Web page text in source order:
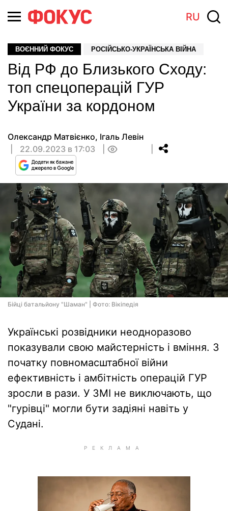
RU
ВОЄННИЙ ФОКУС РОСІЙСЬКО-УКРАЇНСЬКА ВІЙНА
Від РФ до Близького Сходу:
топ спецоперацій ГУР
України за кордоном
Олександр Матвієнко, Ігаль Левін
22.09.2023 в 17:03
Бійці батальйону "Шаман" | Фото: Вiкiпедiя
Українські розвідники неодноразово
показували свою майстерність і вміння. З
початку повномасштабної війни
ефективність і амбітність операцій ГУР
зросли в рази. У ЗМІ не виключають, що
"гурівці" могли бути задіяні навіть у
Судані.